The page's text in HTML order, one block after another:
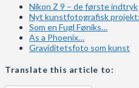
Nikon Z 9 – de første indtryk
Nyt kunstfotografisk projekt:
Som en Fugl Føniks…
As a Phoenix…
Graviditetsfoto som kunst
Translate this article to: